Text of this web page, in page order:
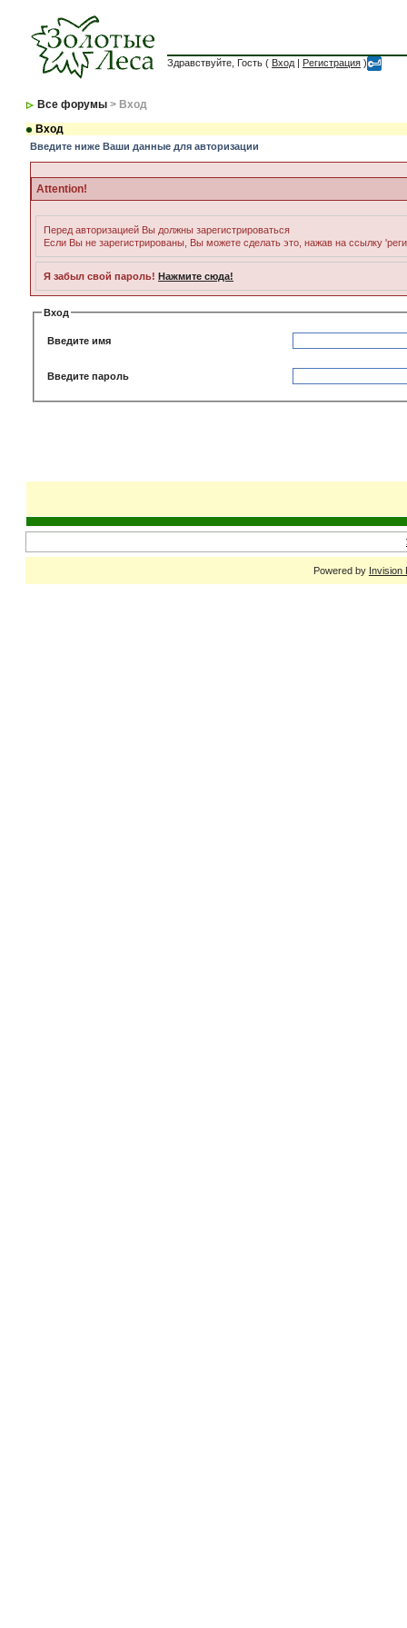
Здравствуйте, Гость ( Вход | Регистрация )
Все форумы > Вход
Вход
Введите ниже Ваши данные для авторизации
Attention!
Перед авторизацией Вы должны зарегистрироваться
Если Вы не зарегистрированы, Вы можете сделать это, нажав на ссылку
Я забыл свой пароль! Нажмите сюда!
Вход
Введите имя
Введите пароль
Powered by Invision